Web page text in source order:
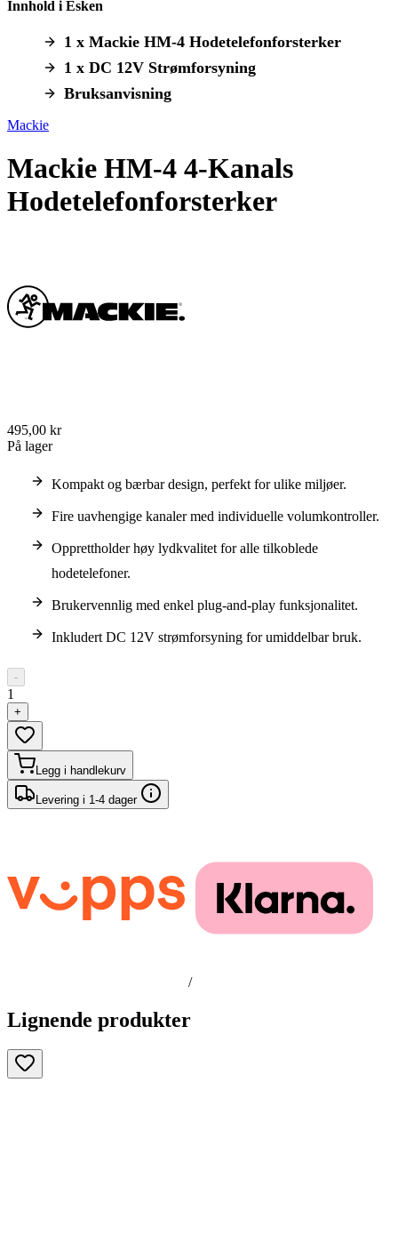
Innhold i Esken
1 x Mackie HM-4 Hodetelefonforsterker
1 x DC 12V Strømforsyning
Bruksanvisning
Mackie
Mackie HM-4 4-Kanals
Hodetelefonforsterker
495,00 kr
På lager
Kompakt og bærbar design, perfekt for ulike miljøer.
Fire uavhengige kanaler med individuelle volumkontroller.
Opprettholder høy lydkvalitet for alle tilkoblede
hodetelefoner.
Brukervennlig med enkel plug-and-play funksjonalitet.
Inkludert DC 12V strømforsyning for umiddelbar bruk.
-
1
+
Legg i handlekurv
Levering i 1-4 dager
/
Lignende produkter